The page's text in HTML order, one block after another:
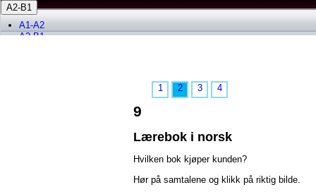
A2-B1
A1-A2
A2-B1
1 2 3 4
9
Lærebok i norsk
Hvilken bok kjøper kunden?
Hør på samtalene og klikk på riktig bilde.